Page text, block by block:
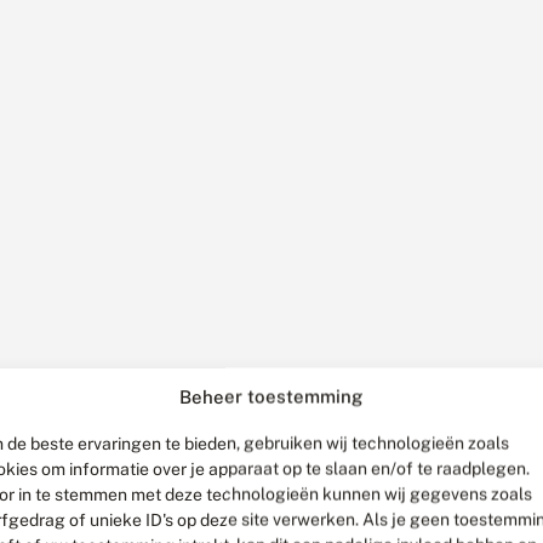
Beheer toestemming
de beste ervaringen te bieden, gebruiken wij technologieën zoals
om informatie over je apparaat op te slaan en/of te raadplegen.
in te stemmen met deze technologieën kunnen wij gegevens zoals
of unieke ID's op deze site verwerken. Als je geen